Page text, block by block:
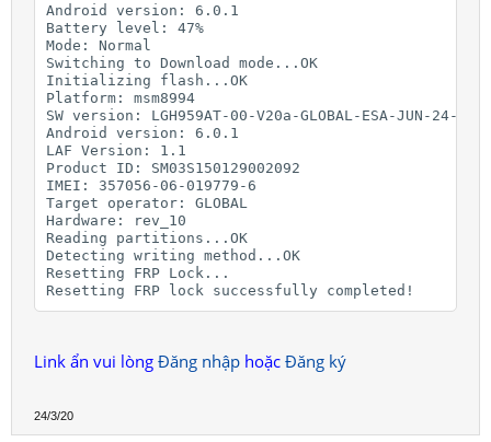
Android version: 6.0.1
Battery level: 47%
Mode: Normal
Switching to Download mode...OK
Initializing flash...OK
Platform: msm8994
SW version: LGH959AT-00-V20a-GLOBAL-ESA-JUN-24-
Android version: 6.0.1
LAF Version: 1.1
Product ID: SM03S150129002092
IMEI: 357056-06-019779-6
Target operator: GLOBAL
Hardware: rev_10
Reading partitions...OK
Detecting writing method...OK
Resetting FRP Lock...
Resetting FRP lock successfully completed!
Link ẩn vui lòng Đăng nhập hoặc Đăng ký
24/3/20